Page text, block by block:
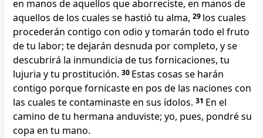
en manos de aquellos que aborreciste, en manos de
aquellos de los cuales se hastió tu alma, 29 los cuales
procederán contigo con odio y tomarán todo el fruto
de tu labor; te dejarán desnuda por completo, y se
descubrirá la inmundicia de tus fornicaciones, tu
lujuria y tu prostitución. 30 Estas cosas se harán
contigo porque fornicaste en pos de las naciones con
las cuales te contaminaste en sus ídolos. 31 En el
camino de tu hermana anduviste; yo, pues, pondré su
copa en tu mano.